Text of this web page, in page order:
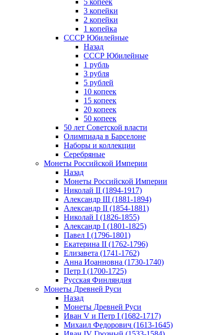
5 копеек
3 копейки
2 копейки
1 копейка
СССР Юбилейные
Назад
СССР Юбилейные
1 рубль
3 рубля
5 рублей
10 копеек
15 копеек
20 копеек
50 копеек
50 лет Советской власти
Олимпиада в Барселоне
Наборы и коллекции
Серебряные
Монеты Российской Империи
Назад
Монеты Российской Империи
Николай II (1894-1917)
Александр III (1881-1894)
Александр II (1854-1881)
Николай I (1826-1855)
Александр I (1801-1825)
Павел I (1796-1801)
Екатерина II (1762-1796)
Елизавета (1741-1762)
Анна Иоанновна (1730-1740)
Петр I (1700-1725)
Русская Финляндия
Монеты Древней Руси
Назад
Монеты Древней Руси
Иван V и Петр I (1682-1717)
Михаил Федорович (1613-1645)